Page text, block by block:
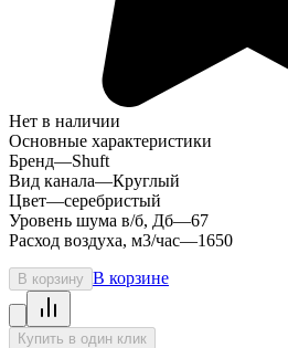
Нет в наличии
Основные характеристики
Бренд—Shuft
Вид канала—Круглый
Цвет—серебристый
Уровень шума в/б, Дб—67
Расход воздуха, м3/час—1650
В корзину В корзине
Купить в один клик